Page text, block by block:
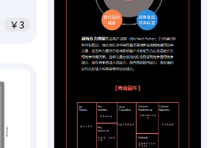
￥3